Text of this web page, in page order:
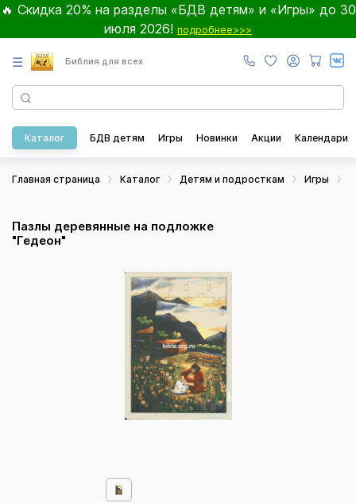
🔥 Скидка 20% на разделы «БДВ детям» и «Игры» до 30
июля 2026! подробнее>>>
☰ Библия для всех
Каталог БДВ детям Игры Новинки Акции Календари
Главная страница Каталог Детям и подросткам Игры
Пазлы деревянные на подложке
"Гедеон"